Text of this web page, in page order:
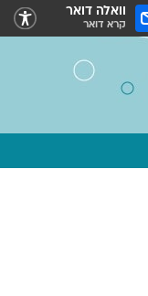
וואלה דואר
קרא דואר